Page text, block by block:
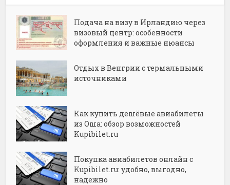
Подача на визу в Ирландию через
визовый центр: особенности
оформления и важные нюансы
Отдых в Венгрии с термальными
источниками
Как купить дешёвые авиабилеты
из Оша: обзор возможностей
Kupibilet.ru
Покупка авиабилетов онлайн с
Kupibilet.ru: удобно, выгодно,
надежно